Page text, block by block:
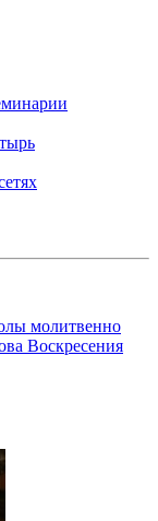
молитвенно
Воскресения